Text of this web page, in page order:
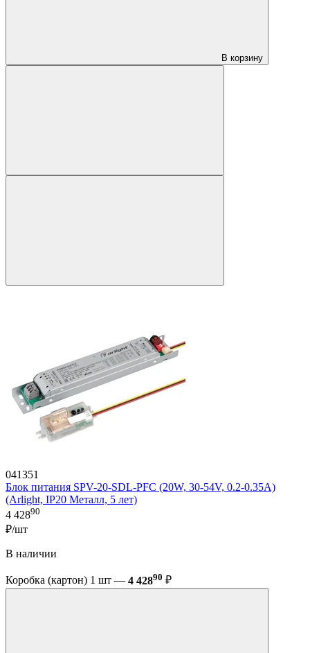
В корзину
041351
Блок питания SPV-20-SDL-PFC (20W, 30-54V, 0.2-0.35A)
(Arlight, IP20 Металл, 5 лет)
4 42890
₽/шт
В наличии
Коробка (картон) 1 шт — 4 42890 ₽